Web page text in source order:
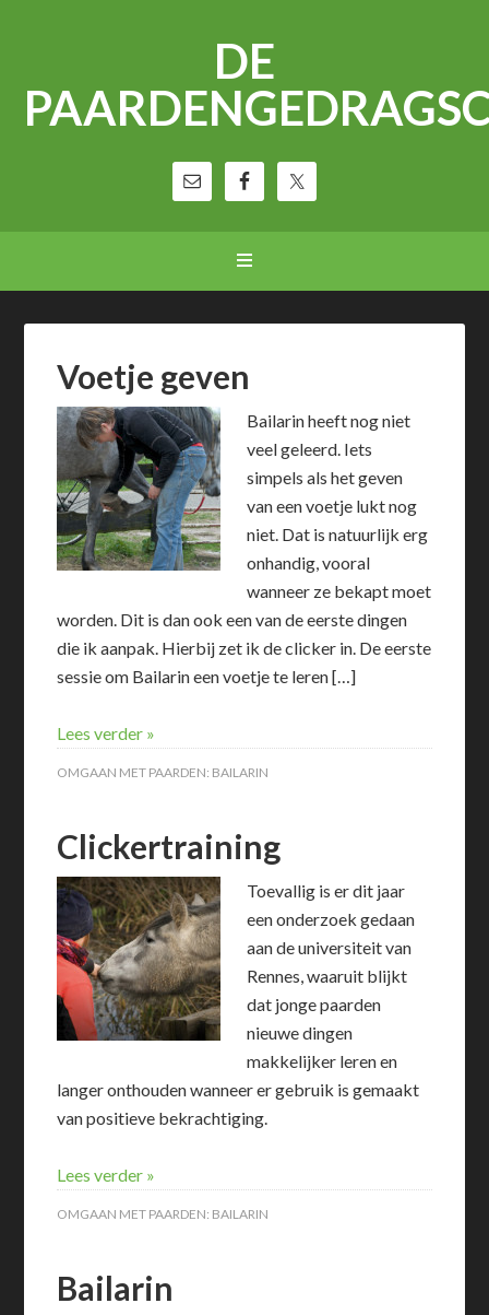
DE
Voetje geven
Bailarin heeft nog niet
veel geleerd. Iets
simpels als het geven
van een voetje lukt nog
niet. Dat is natuurlijk erg
onhandig, vooral
wanneer ze bekapt moet
worden. Dit is dan ook een van de eerste dingen
die ik aanpak. Hierbij zet ik de clicker in. De eerste
sessie om Bailarin een voetje te leren […]
Lees verder »
OMGAAN MET PAARDEN: BAILARIN
Clickertraining
Toevallig is er dit jaar
een onderzoek gedaan
aan de universiteit van
Rennes, waaruit blijkt
dat jonge paarden
nieuwe dingen
makkelijker leren en
langer onthouden wanneer er gebruik is gemaakt
van positieve bekrachtiging.
Lees verder »
OMGAAN MET PAARDEN: BAILARIN
Bailarin